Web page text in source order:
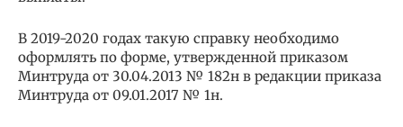
В 2019-2020 годах такую справку необходимо
оформлять по форме, утвержденной приказом
Минтруда от 30.04.2013 № 182н в редакции приказа
Минтруда от 09.01.2017 № 1н.